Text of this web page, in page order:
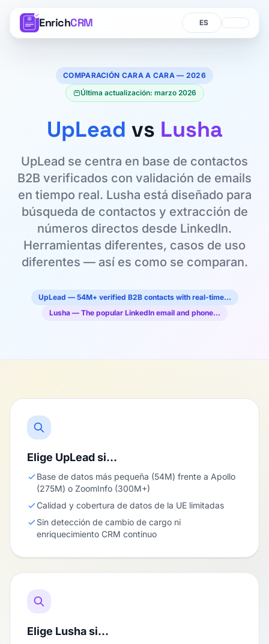
EnrichCRM Idioma
Idioma
COMPARACIÓN CARA A CARA — 2026
Última actualización: marzo 2026
UpLead vs Lusha
UpLead se centra en base de contactos
B2B verificados con validación de emails
en tiempo real. Lusha está diseñado para
búsqueda de contactos y extracción de
números directos desde LinkedIn.
Herramientas diferentes, casos de uso
diferentes — así es como se comparan.
UpLead — 54M+ verified B2B contacts with real-time…
Lusha — The popular LinkedIn email and phone…
Elige UpLead si…
Base de datos más pequeña (54M) frente a Apollo
(275M) o ZoomInfo (300M+)
Calidad y cobertura de datos de la UE limitadas
Sin detección de cambio de cargo ni
enriquecimiento CRM continuo
Elige Lusha si…